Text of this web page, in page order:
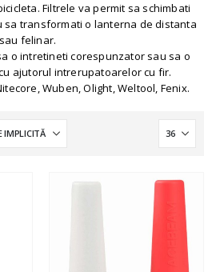
Filtrele va permit sa schimbati
sa transformati o lanterna de distanta
felinar.
o intretineti corespunzator sau sa o
ajutorul intrerupatoarelor cu fir.
Wuben, Olight, Weltool, Fenix.